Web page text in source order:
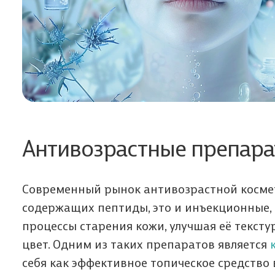
Антивозрастные
Современный рынок антивозрастной
содержащих пептиды, это и
процессы старения кожи, улучшая её
цвет. Одним из таких препаратов является
себя как эффективное топическое
Мы
Мы